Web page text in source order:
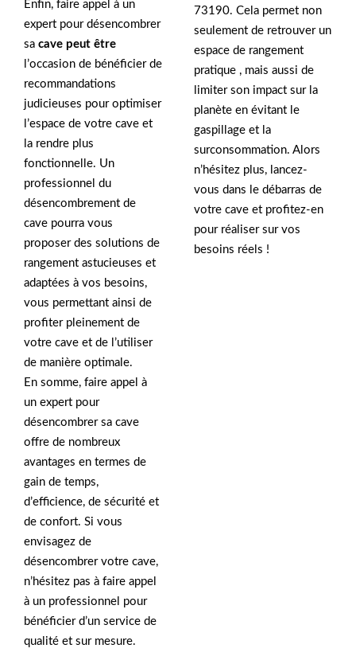
Enfin, faire appel à un
expert pour désencombrer
sa cave peut être
l’occasion de bénéficier de
recommandations
judicieuses pour optimiser
l’espace de votre cave et
la rendre plus
fonctionnelle. Un
professionnel du
désencombrement de
cave pourra vous
proposer des solutions de
rangement astucieuses et
adaptées à vos besoins,
vous permettant ainsi de
profiter pleinement de
votre cave et de l’utiliser
de manière optimale.
En somme, faire appel à
un expert pour
désencombrer sa cave
offre de nombreux
avantages en termes de
gain de temps,
d’efficience, de sécurité et
de confort. Si vous
envisagez de
désencombrer votre cave,
n’hésitez pas à faire appel
à un professionnel pour
bénéficier d’un service de
qualité et sur mesure.
73190. Cela permet non
seulement de retrouver un
espace de rangement
pratique , mais aussi de
limiter son impact sur la
planète en évitant le
gaspillage et la
surconsommation. Alors
n’hésitez plus, lancez-
vous dans le débarras de
votre cave et profitez-en
pour réaliser sur vos
besoins réels !